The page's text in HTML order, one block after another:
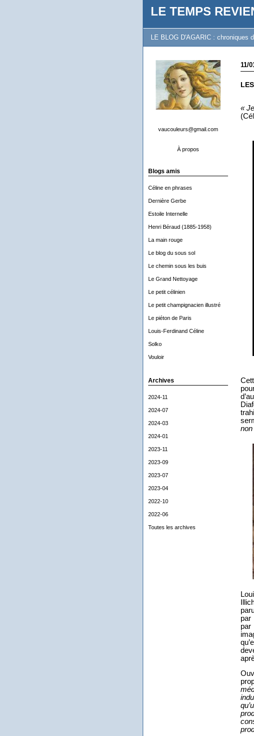
LE TEMPS
LE BLOG D'AGARIC : chroniques
vaucouleurs@gmail.com
À propos
Blogs amis
Céline en phrases
Dernière Gerbe
Estoile Internelle
Henri Béraud (1885-1958)
La main rouge
Le blog du sous sol
Le chemin sous les buis
Le Grand Nettoyage
Le petit célinien
Le petit champignacien illustré
Le piéton de Paris
Louis-Ferdinand Céline
Solko
Vouloir
Archives
2024-11
2024-07
2024-03
2024-01
2023-11
2023-09
2023-07
2023-04
2022-10
2022-06
Toutes les archives
11/
«
non
par
par